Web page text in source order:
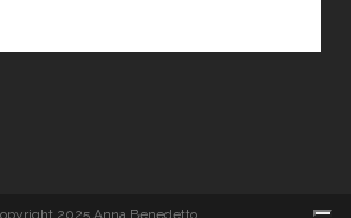
2025 Anna Benedetto